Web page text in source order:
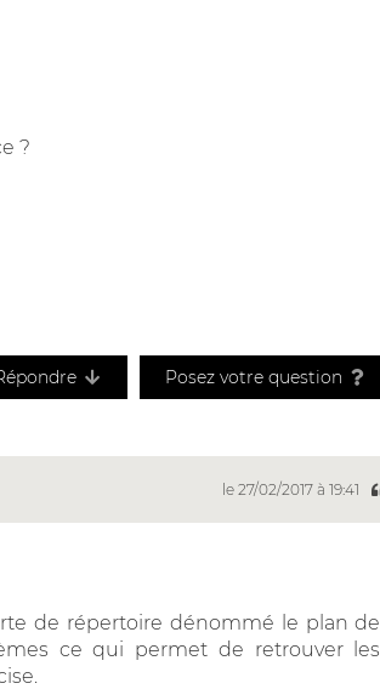
?
Posez votre question
le 27/02/2017 à 19:41
de répertoire dénommé le plan de
ce qui permet de retrouver les